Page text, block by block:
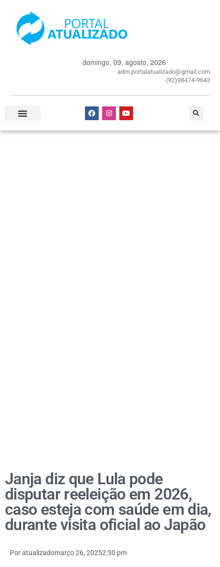
domingo, 09, agosto, 2026
adm.portalatualizado@gmail.com
(92)98474-9643
Janja diz que Lula pode
disputar reeleição em 2026,
caso esteja com saúde em dia,
durante visita oficial ao Japão
Poratualizadomarço 26, 20252:30 pm